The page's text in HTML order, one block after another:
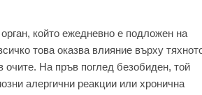
който ежедневно е подложен на
това оказва влияние върху
очите. На пръв поглед безобиден, той
алергични реакции или хронична